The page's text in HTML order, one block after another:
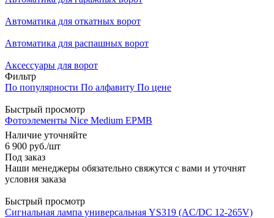
Автоматика для откатных ворот
Автоматика для распашных ворот
Аксессуары для ворот
Фильтр
По популярности По алфавиту По цене
Быстрый просмотр
Фотоэлементы Nice Medium EPMB
Наличие уточняйте
6 900 руб./шт
Под заказ
Наши менеджеры обязательно свяжутся с вами и уточнят
условия заказа
Быстрый просмотр
Сигнальная лампа универсальная YS319 (AC/DC 12-265V)